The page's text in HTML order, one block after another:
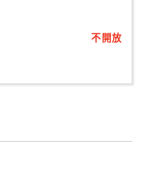
不開放